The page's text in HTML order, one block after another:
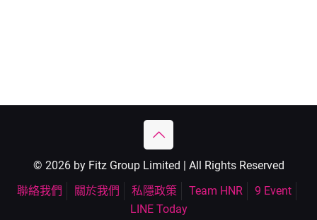
© 2026 by Fitz Group Limited | All Rights Reserved
聯絡我們
關於我們 私隱政策 Team HNR
9 Event
LINE Today